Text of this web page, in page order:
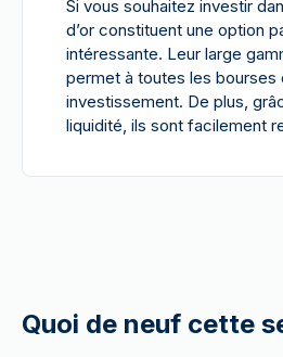
Si vous souhaitez investir
d’or constituent une option
intéressante. Leur large
permet à toutes les bourses
investissement. De plus,
liquidité, ils sont facilement
Quoi de neuf cette